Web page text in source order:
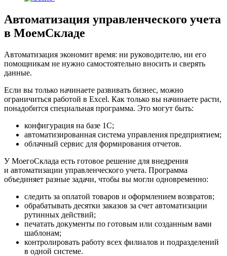
Автоматизация управленческого учета
в МоемСкладе
Автоматизация экономит время: ни руководителю, ни его
помощникам не нужно самостоятельно вносить и сверять
данные.
Если вы только начинаете развивать бизнес, можно
ограничиться работой в Excel. Как только вы начинаете расти,
понадобится специальная программа. Это могут быть:
конфигурация на базе 1С;
автоматизированная система управления предприятием;
облачный сервис для формирования отчетов.
У МоегоСклада есть готовое решение для внедрения
и автоматизации управленческого учета. Программа
объединяет разные задачи, чтобы вы могли одновременно:
следить за оплатой товаров и оформлением возвратов;
обрабатывать десятки заказов за счет автоматизации
рутинных действий;
печатать документы по готовым или созданным вами
шаблонам;
контролировать работу всех филиалов и подразделений
в одной системе.